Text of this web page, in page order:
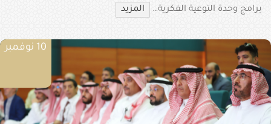
برامج وحدة التوعية الفكرية…
المزيد
10 نوفمبر